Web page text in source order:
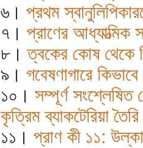
৬। প্রথম
৭। প্রাণের আধ্যাত্মিক
৮।ত্বকের কোষ থেকে
৯। গবেষণাগারে
১০। সম্পূর্ণ সংশ্লেষিত
কৃত্রিম ব্যাকটেরিয়া
১১। প্রাণ কী ১১: